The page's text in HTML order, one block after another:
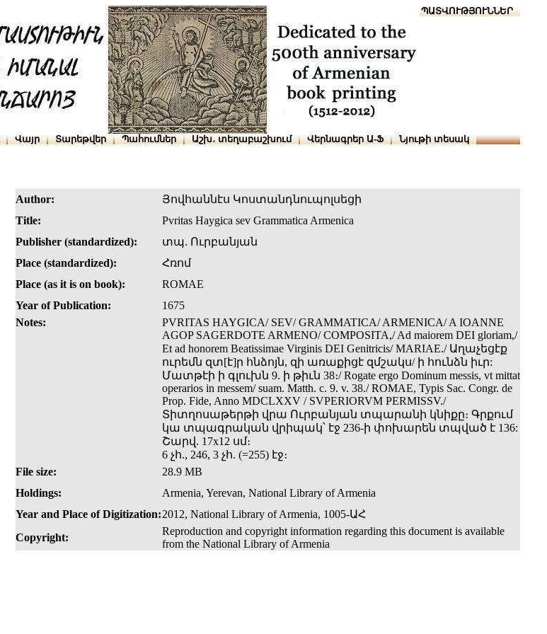
ՆԱԽԱՊԱՏՎՈՒԹՅՈՒՆՆԵՐ
Վայր Տարեթվեր Պահումներ Աշխ․ տեղաբաշխում Վերնագրեր Ա-Ֆ Նյութի տեսակ
Author:
Յովհաննէս Կոստանդնուպոլսեցի
Title:
Pvritas Haygica sev Grammatica Armenica
Publisher (standardized):
տպ. Ուրբանյան
Place (standardized):
Հռոմ
Place (as it is on book):
ROMAE
Year of Publication:
1675
Notes:
PVRITAS HAYGICA/ SEV/ GRAMMATICA/ ARMENICA/ A IOANNE
AGOP SAGERDOTE ARMENO/ COMPOSITA,/ Ad maiorem DEI gloriam,/
Et ad honorem Beatissimae Virginis DEI Genitricis/ MARIAE./ Աղաչեցէք
ուրեմն զտ[է]ր հնձոյն, զի առաքիցէ զմշակս/ ի հունձն իւր:
Մատթէի ի գլուխն 9. ի թիւն 38։/ Rogate ergo Dominum messis, vt mittat
operarios in messem/ suam. Matth. c. 9. v. 38./ ROMAE, Typis Sac. Congr. de
Prop. Fide, Anno MDCLXXV / SVPERIORVM PERMISSV./
Տիտղոսաթերթի վրա Ուրբանյան տպարանի կնիքը։ Գրքում
կա տպագրական վրիպակ՝ էջ 236-ի փոխարեն տպված է 136:
Շարվ. 17x12 սմ։
6 չհ., 246, 3 չհ. (=255) էջ։
File size:
28.9 MB
Holdings:
Armenia, Yerevan, National Library of Armenia
Year and Place of Digitization:2012, National Library of Armenia, 1005-ԱՀ
Copyright:
Reproduction and copyright information regarding this document is available
from the National Library of Armenia